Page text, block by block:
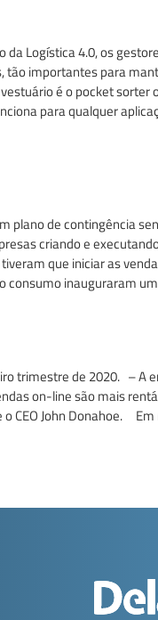
Logística 4.0, os
tão importantes para
é o pocket sorter
para qualquer
plano de contingência
criando e
que iniciar as
inauguraram um
trimestre de 2020. – A
on-line são mais
CEO John Donahoe.